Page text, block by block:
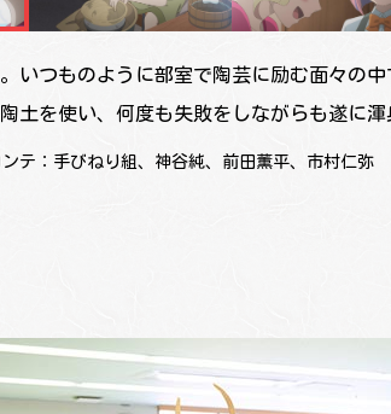
いつものように部室で陶芸に励む面々の
土を使い、何度も失敗をしながらも遂に
テ：手びねり組、神谷純、前田薫平、市村仁弥